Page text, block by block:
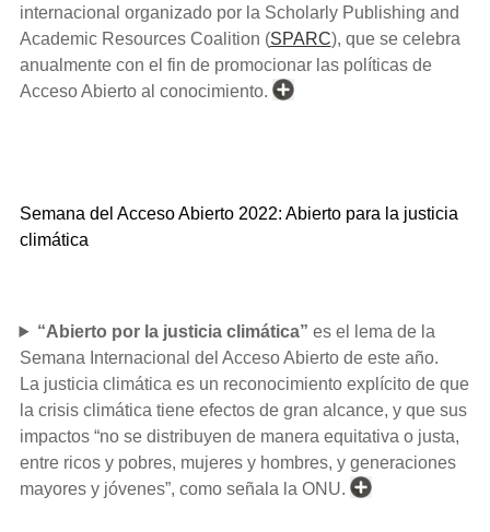
internacional organizado por la Scholarly Publishing and
Academic Resources Coalition (SPARC), que se celebra
anualmente con el fin de promocionar las políticas de
Acceso Abierto al conocimiento.
Semana del Acceso Abierto 2022: Abierto para la justicia
climática
“Abierto por la justicia climática” es el lema de la
Semana Internacional del Acceso Abierto de este año.
La justicia climática es un reconocimiento explícito de que
la crisis climática tiene efectos de gran alcance, y que sus
impactos “no se distribuyen de manera equitativa o justa,
entre ricos y pobres, mujeres y hombres, y generaciones
mayores y jóvenes”, como señala la ONU.